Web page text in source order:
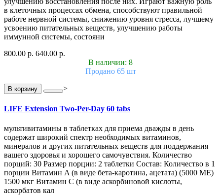
в клеточных процессах обмена, способствуют правильной
работе нервной системы, снижению уровня стресса, лучшему
усвоению питательных веществ, улучшению работы
иммунной системы, состояни
800.00 р. 640.00 р.
В наличии: 8
Продано 65 шт
В корзину >
LIFE Extension Two-Per-Day 60 tabs
мультивитамины в таблетках для приема дважды в день
содержат широкий спектр необходимых витаминов,
минералов и других питательных веществ для поддержания
вашего здоровья и хорошего самочувствия. Количество
порций: 30 Размер порции: 2 таблетки Состав: Количество в 1
порции Витамин A (в виде бета-каротина, ацетата) (5000 МЕ)
1500 мкг Витамин С (в виде аскорбиновой кислоты,
аскорбатов кал